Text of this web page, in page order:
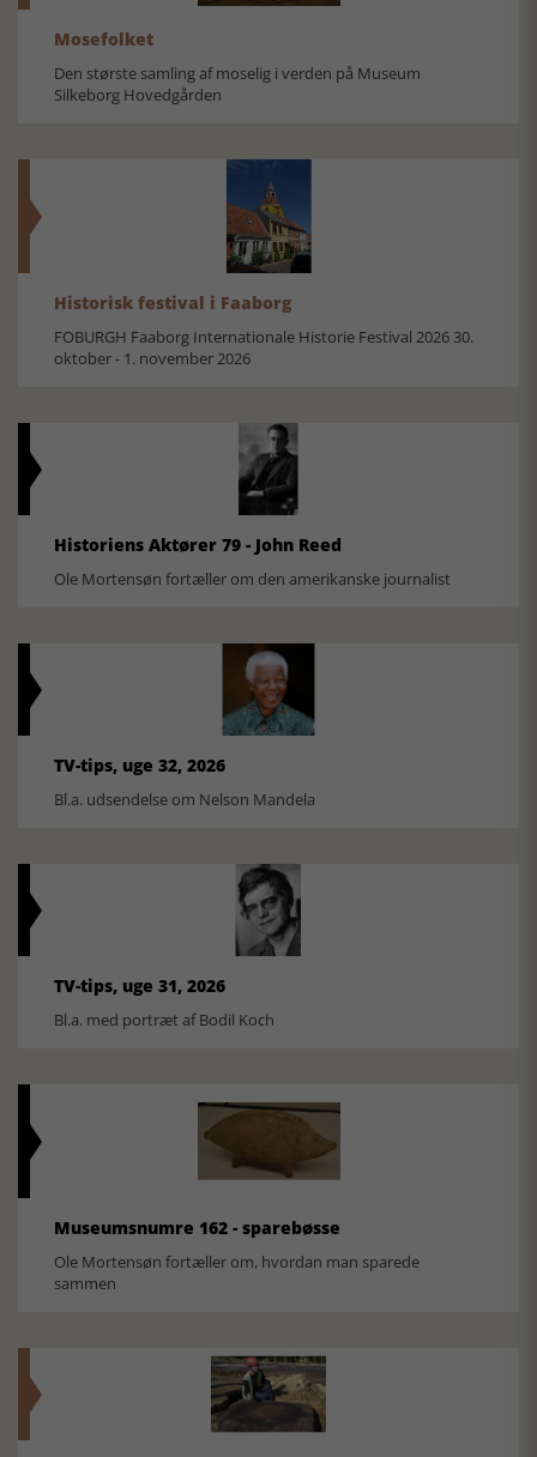
Mosefolket
Den største samling af moselig i verden på Museum
Silkeborg Hovedgården
Historisk festival i Faaborg
FOBURGH Faaborg Internationale Historie Festival 2026 30.
oktober - 1. november 2026
Historiens Aktører 79 - John Reed
Ole Mortensøn fortæller om den amerikanske journalist
TV-tips, uge 32, 2026
Bl.a. udsendelse om Nelson Mandela
TV-tips, uge 31, 2026
Bl.a. med portræt af Bodil Koch
Museumsnumre 162 - sparebøsse
Ole Mortensøn fortæller om, hvordan man sparede
sammen